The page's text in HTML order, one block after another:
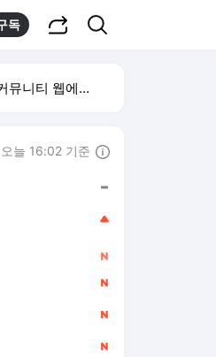
독
티 웹에서 보기
오늘 16:02 기준